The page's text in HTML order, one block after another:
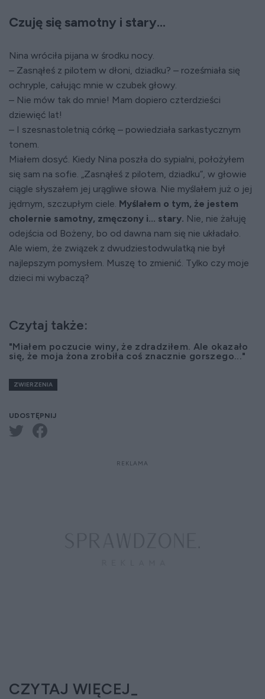
Czuję się samotny i stary...
Nina wróciła pijana w środku nocy.
– Zasnąłeś z pilotem w dłoni, dziadku? – roześmiała się
ochryple, całując mnie w czubek głowy.
– Nie mów tak do mnie! Mam dopiero czterdzieści
dziewięć lat!
– I szesnastoletnią córkę – powiedziała sarkastycznym
tonem.
Miałem dosyć. Kiedy Nina poszła do sypialni, położyłem
się sam na sofie. „Zasnąłeś z pilotem, dziadku”, w głowie
ciągle słyszałem jej urągliwe słowa. Nie myślałem już o jej
jędrnym, szczupłym ciele. Myślałem o tym, że jestem
cholernie samotny, zmęczony i... stary. Nie, nie żałuję
odejścia od Bożeny, bo od dawna nam się nie układało.
Ale wiem, że związek z dwudziestodwulatką nie był
najlepszym pomysłem. Muszę to zmienić. Tylko czy moje
dzieci mi wybaczą?
Czytaj także:
"Miałem poczucie winy, że zdradziłem. Ale okazało
się, że moja żona zrobiła coś znacznie gorszego..."
ZWIERZENIA
UDOSTĘPNIJ
CZYTAJ WIĘCEJ